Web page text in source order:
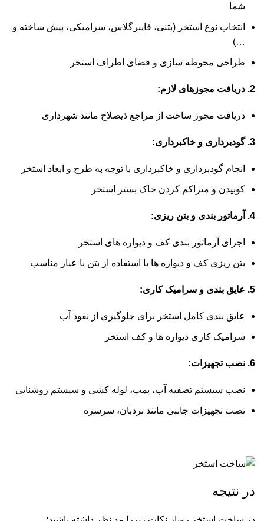
شما
انتخاب نوع استخر (بتنی، فایبرگلاس، سرامیکی، پیش ساخته و
…)
طراحی محوطه سازی و فضای اطراف استخر
2. دریافت مجوزهای لازم:
دریافت مجوز ساخت از مراجع ذیصلاح مانند شهرداری
3. گودبرداری و خاکبرداری:
انجام گودبرداری و خاکبرداری با توجه به طرح و ابعاد استخر
کوبیدن و متراکم کردن خاک بستر استخر
4. آرماتور بندی و بتن ریزی:
اجرای آرماتور بندی کف و دیواره های استخر
بتن ریزی کف و دیواره ها با استفاده از بتن با عیار مناسب
5. عایق بندی و سرامیک کاری:
عایق بندی کامل استخر برای جلوگیری از نفوذ آب
سرامیک کاری دیواره ها و کف استخر
6. نصب تجهیزات:
نصب سیستم تصفیه آب، پمپ، لوله کشی و سیستم روشنایی
نصب تجهیزات جانبی مانند نردبان، سرسره
در نتیجه